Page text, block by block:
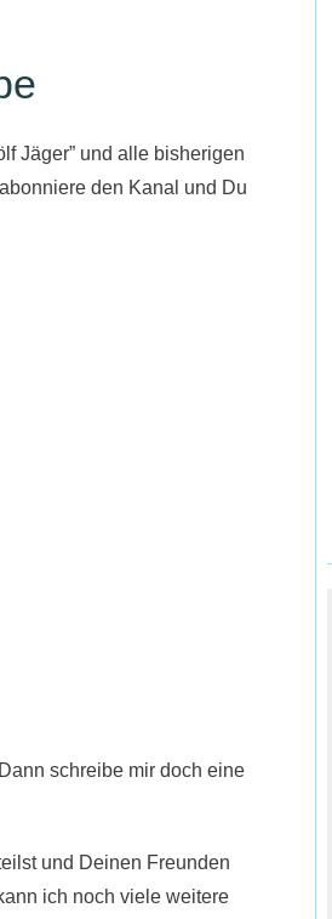
Jäger” und alle bisherigen
den Kanal und Du
schreibe mir doch eine
und Deinen Freunden
ich noch viele weitere